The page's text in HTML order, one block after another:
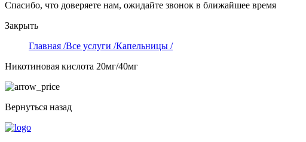
Спасибо, что доверяете нам, ожидайте звонок в ближайшее время
Закрыть
Главная /Все услуги /Капельницы /
Никотиновая кислота 20мг/40мг
Вернуться назад